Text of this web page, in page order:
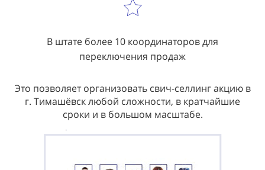
В штате более 10 координаторов для
переключения продаж
Это позволяет организовать свич-селлинг акцию в
г. Тимашёвск любой сложности, в кратчайшие
сроки и в большом масштабе.